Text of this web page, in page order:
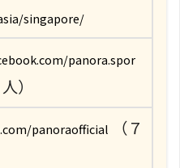
singapore/
panora.spor
）
panoraofficial
（７